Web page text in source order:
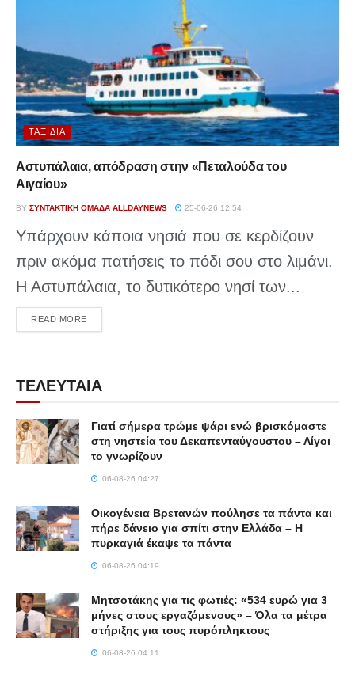
ΤΑΞΊΔΙΑ
Αστυπάλαια, απόδραση στην «Πεταλούδα του
Αιγαίου»
BY ΣΥΝΤΑΚΤΙΚΉ ΟΜΆΔΑ ALLDAYNEWS 25-06-26 12:54
Υπάρχουν κάποια νησιά που σε κερδίζουν
πριν ακόμα πατήσεις το πόδι σου στο λιμάνι.
Η Αστυπάλαια, το δυτικότερο νησί των...
READ MOREDETAILS
ΤΕΛΕΥΤΑΙΑ
Γιατί σήμερα τρώμε ψάρι ενώ βρισκόμαστε
στη νηστεία του Δεκαπενταύγουστου – Λίγοι
το γνωρίζουν
06-08-26 04:27
Οικογένεια Βρετανών πούλησε τα πάντα και
πήρε δάνειο για σπίτι στην Ελλάδα – Η
πυρκαγιά έκαψε τα πάντα
06-08-26 04:19
Μητσοτάκης για τις φωτιές: «534 ευρώ για 3
μήνες στους εργαζόμενους» – Όλα τα μέτρα
στήριξης για τους πυρόπληκτους
06-08-26 04:11